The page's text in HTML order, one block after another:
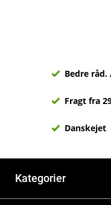
Bedre
Fragt fra
Danskejet
Kategorier